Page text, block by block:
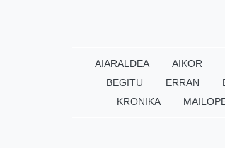
AIARALDEA AIKOR
BEGITU
ERRAN
KRONIKA